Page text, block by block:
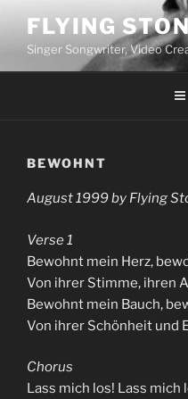
Inhalt
springen
FLYING
Singer Songwriter, Video
BEWOHNT
August 1999 by Flying
Verse 1
Bewohnt mein Herz,
Von ihrer Stimme, ihren
Bewohnt mein Bauch,
Von ihrer Schönheit und
Chorus
Lass mich los! Lass mich